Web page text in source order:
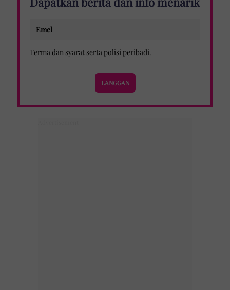
Terma dan syarat serta polisi peribadi.